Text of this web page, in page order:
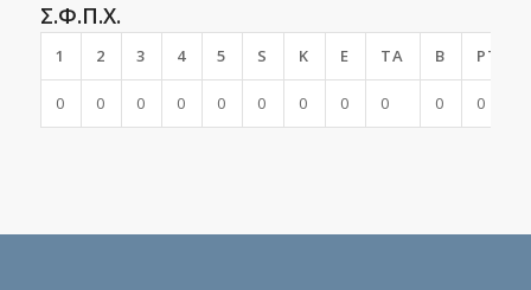
Σ.Φ.Π.Χ.
1 2 3 4 5 S K E TA B PTS
0 0 0 0 0 0 0 0 0 0 0